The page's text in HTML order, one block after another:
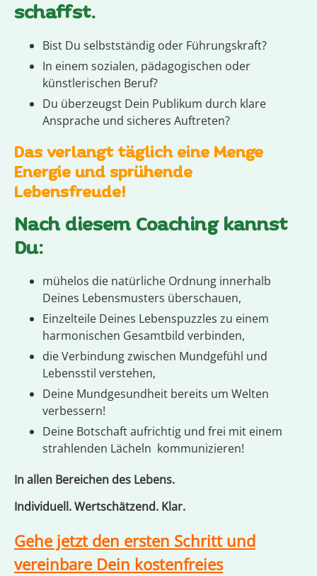
schaffst.
Bist Du selbstständig oder Führungskraft?
In einem sozialen, pädagogischen oder
künstlerischen Beruf?
Du überzeugst Dein Publikum durch klare
Ansprache und sicheres Auftreten?
Das verlangt täglich eine Menge
Energie und sprühende
Lebensfreude!
Nach diesem Coaching kannst
Du:
mühelos die natürliche Ordnung innerhalb
Deines Lebensmusters überschauen,
Einzelteile Deines Lebenspuzzles zu einem
harmonischen Gesamtbild verbinden,
die Verbindung zwischen Mundgefühl und
Lebensstil verstehen,
Deine Mundgesundheit bereits um Welten
verbessern!
Deine Botschaft aufrichtig und frei mit einem
strahlenden Lächeln kommunizieren!
In allen Bereichen des Lebens.
Individuell. Wertschätzend. Klar.
Gehe jetzt den ersten Schritt und
vereinbare Dein kostenfreies